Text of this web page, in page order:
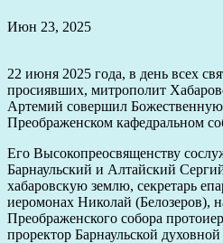
Июн 23, 2025
22 июня 2025 года, в день всех
просиявших, митрополит
Артемий совершил
Преображенском кафедральном
Его Высокопреосвященству
Барнаульский и Алтайский
хабаровскую землю, секретарь
иеромонах Николай (Белозеров),
Преображенского собора
проректор Барнаульской